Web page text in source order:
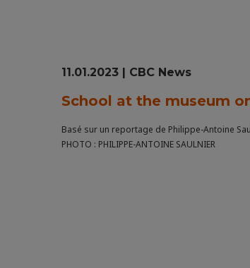
11.01.2023 | CBC News
School at the museum
Basé sur un reportage de Philippe-Antoine
PHOTO : PHILIPPE-ANTOINE SAULNIER